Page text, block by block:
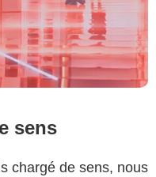
sens
chargé de sens, nous